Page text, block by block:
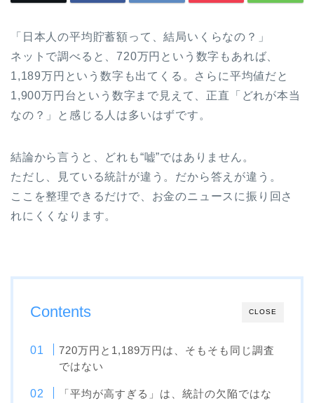
「日本人の平均貯蓄額って、結局いくらなの？」
ネットで調べると、720万円という数字もあれば、
1,189万円という数字も出てくる。さらに平均値だと
1,900万円台という数字まで見えて、正直「どれが本当
なの？」と感じる人は多いはずです。
結論から言うと、どれも“嘘”ではありません。
ただし、見ている統計が違う。だから答えが違う。
ここを整理できるだけで、お金のニュースに振り回さ
れにくくなります。
CLOSE
Contents
720万円と1,189万円は、そもそも同じ調査
ではない
「平均が高すぎる」は、統計の欠陥ではな